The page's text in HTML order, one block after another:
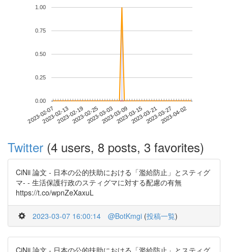
2023-02-072023-02-132023-02-192023-02-252023-03-032023-03-092023-03-152023-03-212023-03-272023-04-02
0.00
0.25
0.50
0.75
1.00
Twitter (4 users, 8 posts, 3 favorites)
CiNii 論文 - 日本の公的扶助における「濫給防止」とスティグ
マ- - 生活保護行政のスティグマに対する配慮の有無
https://t.co/wpnZeXaxuL
2023-03-07 16:00:14 @BotKmgi (投稿一覧)
CiNii 論文 - 日本の公的扶助における「濫給防止」とスティグ